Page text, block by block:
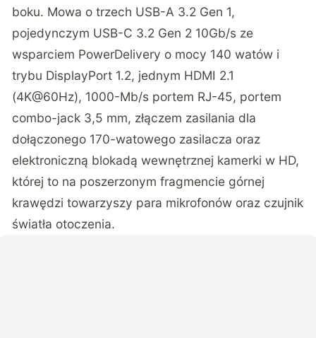
boku. Mowa o trzech USB-A 3.2 Gen 1,
pojedynczym USB-C 3.2 Gen 2 10Gb/s ze
wsparciem PowerDelivery o mocy 140 watów i
trybu DisplayPort 1.2, jednym HDMI 2.1
(4K@60Hz), 1000-Mb/s portem RJ-45, portem
combo-jack 3,5 mm, złączem zasilania dla
dołączonego 170-watowego zasilacza oraz
elektroniczną blokadą wewnętrznej kamerki w HD,
której to na poszerzonym fragmencie górnej
krawędzi towarzyszy para mikrofonów oraz czujnik
światła otoczenia.